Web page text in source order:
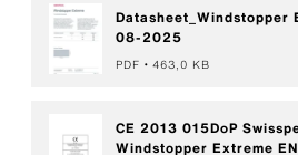
Datasheet_Windstopper
08-2025
PDF 463,0 KB
CE 2013 015DoP
Windstopper Extreme EN